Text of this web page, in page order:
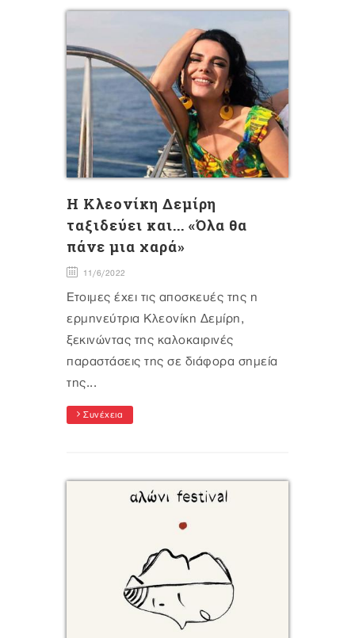
Η Κλεονίκη Δεμίρη
ταξιδεύει και... «Όλα θα
πάνε μια χαρά»
11/6/2022
Έτοιμες έχει τις αποσκευές της η
ερμηνεύτρια Κλεονίκη Δεμίρη,
ξεκινώντας της καλοκαιρινές
παραστάσεις της σε διάφορα σημεία
της...
Συνέχεια